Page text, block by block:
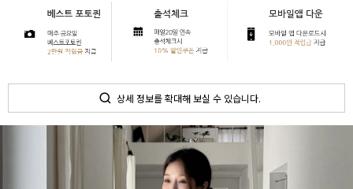
상세 정보를 확대해 보실 수 있습니다.